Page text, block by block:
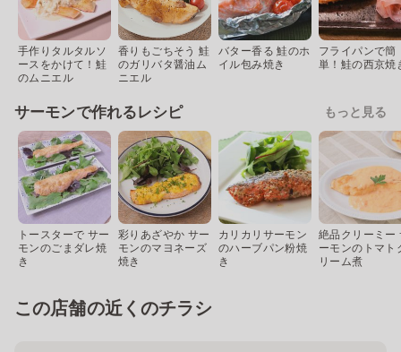
手作りタルタルソ
ースをかけて！鮭
のムニエル
香りもごちそう 鮭
のガリバタ醤油ム
ニエル
バター香る 鮭のホ
イル包み焼き
フライパンで簡
単！鮭の西京焼
サーモンで作れるレシピ もっと見る
トースターで サー
モンのごまダレ焼
き
彩りあざやか サー
モンのマヨネーズ
焼き
カリカリサーモン
のハーブパン粉焼
き
絶品クリーミー
ーモンのトマト
リーム煮
この店舗の近くのチラシ